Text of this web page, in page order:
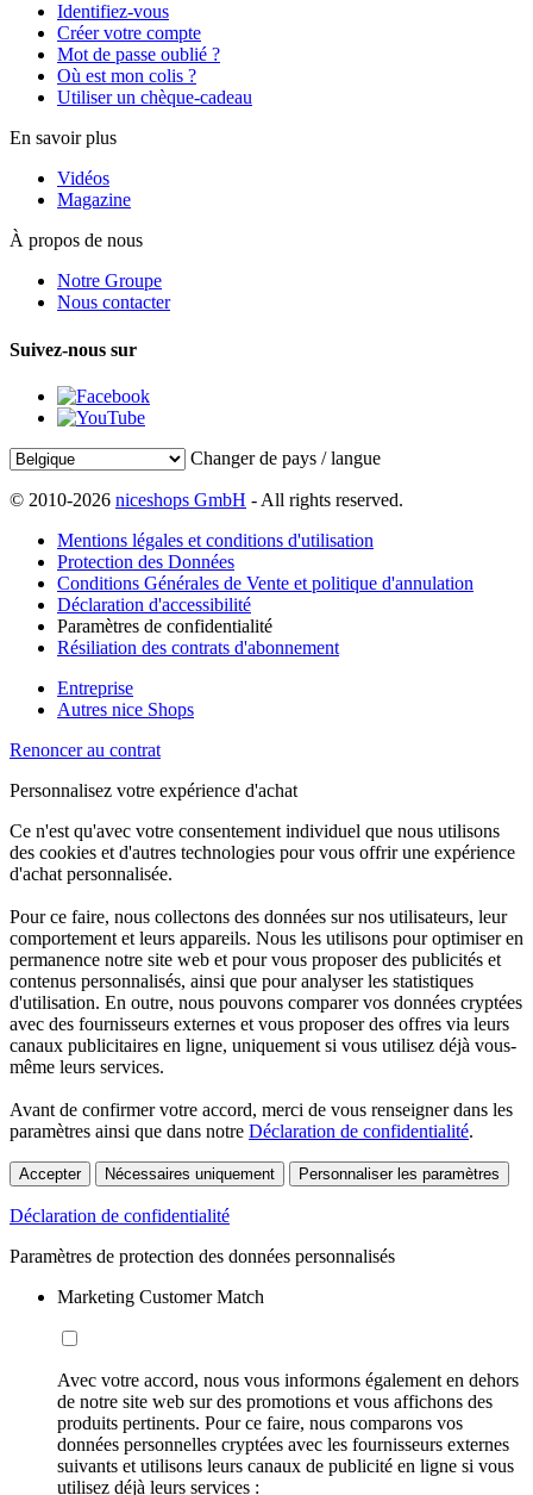
Identifiez-vous
Créer votre compte
Mot de passe oublié ?
Où est mon colis ?
Utiliser un chèque-cadeau
En savoir plus
Vidéos
Magazine
À propos de nous
Notre Groupe
Nous contacter
Suivez-nous sur
Changer de pays / langue
© 2010-2026 niceshops GmbH - All rights reserved.
Mentions légales et conditions d'utilisation
Protection des Données
Conditions Générales de Vente et politique d'annulation
Déclaration d'accessibilité
Paramètres de confidentialité
Résiliation des contrats d'abonnement
Entreprise
Autres nice Shops
Renoncer au contrat
Personnalisez votre expérience d'achat
Ce n'est qu'avec votre consentement individuel que nous utilisons
des cookies et d'autres technologies pour vous offrir une expérience
d'achat personnalisée.
Pour ce faire, nous collectons des données sur nos utilisateurs, leur
comportement et leurs appareils. Nous les utilisons pour optimiser en
permanence notre site web et pour vous proposer des publicités et
contenus personnalisés, ainsi que pour analyser les statistiques
d'utilisation. En outre, nous pouvons comparer vos données cryptées
avec des fournisseurs externes et vous proposer des offres via leurs
canaux publicitaires en ligne, uniquement si vous utilisez déjà vous-
même leurs services.
Avant de confirmer votre accord, merci de vous renseigner dans les
paramètres ainsi que dans notre Déclaration de confidentialité.
Accepter Nécessaires uniquement Personnaliser les paramètres
Déclaration de confidentialité
Paramètres de protection des données personnalisés
Marketing Customer Match
Avec votre accord, nous vous informons également en dehors
de notre site web sur des promotions et vous affichons des
produits pertinents. Pour ce faire, nous comparons vos
données personnelles cryptées avec les fournisseurs externes
suivants et utilisons leurs canaux de publicité en ligne si vous
utilisez déjà leurs services :